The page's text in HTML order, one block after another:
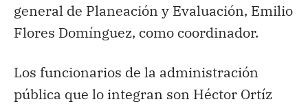
general de Planeación y Evaluación, Emilio
Flores Domínguez, como coordinador.
Los funcionarios de la administración
pública que lo integran son Héctor Ortíz